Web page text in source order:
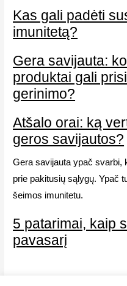
Kas gali padėti
imunitetą?
Gera savijauta:
produktai gali
gerinimo?
Atšalo orai: ką
geros savijautos?
Gera savijauta ypač svarbi,
prie pakitusių sąlygų. Ypač
šeimos imunitetu.
5 patarimai, kaip
pavasarį